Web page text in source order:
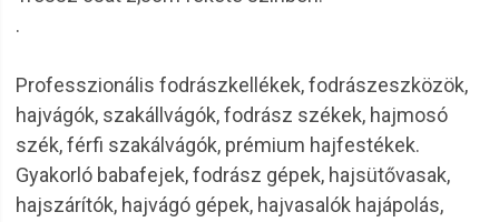
.
Professzionális fodrászkellékek, fodrászeszközök,
hajvágók, szakállvágók, fodrász székek, hajmosó
szék, férfi szakálvágók, prémium hajfestékek.
Gyakorló babafejek, fodrász gépek, hajsütővasak,
hajszárítók, hajvágó gépek, hajvasalók hajápolás,